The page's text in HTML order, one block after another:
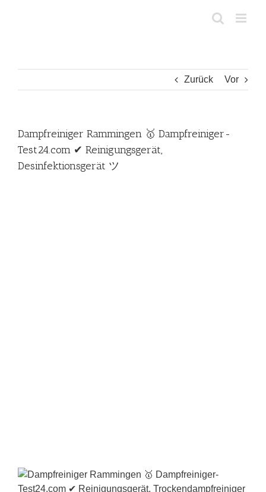
Zurück Vor
Dampfreiniger Rammingen 🥇 Dampfreiniger-
Test24.com ✔ Reinigungsgerät,
Desinfektionsgerät ツ